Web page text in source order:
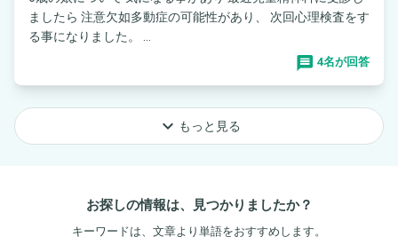
ましたら 注意欠如多動症の可能性があり、 次回心理検査をす
る事になりました。 ...
4名が回答
keyboard_arrow_down もっと見る
お探しの情報は、見つかりましたか？
キーワードは、文章より単語をおすすめします。